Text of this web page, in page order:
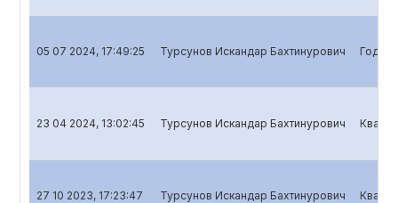
05 07 2024, 17:49:25 Турсунов Искандар Бахтинурович
23 04 2024, 13:02:45 Турсунов Искандар Бахтинурович
27 10 2023, 17:23:47 Турсунов Искандар Бахтинурович